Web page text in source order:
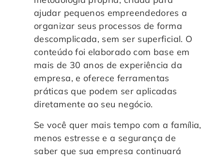
ajudar pequenos empreendedores a
organizar seus processos de forma
descomplicada, sem ser superficial. O
conteúdo foi elaborado com base em
mais de 30 anos de experiência da
empresa, e oferece ferramentas
práticas que podem ser aplicadas
diretamente ao seu negócio.
Se você quer mais tempo com a família,
menos estresse e a segurança de
saber que sua empresa continuará